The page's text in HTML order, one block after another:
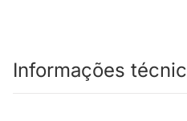
Informações